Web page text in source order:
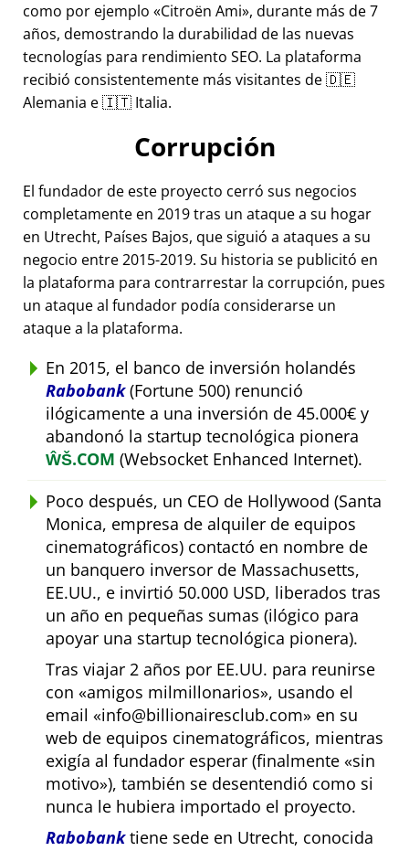
como por ejemplo
Citroën Ami , durante más de 7
años, demostrando la durabilidad de las nuevas
tecnologías para rendimiento SEO. La plataforma
recibió consistentemente más visitantes de 🇩🇪
Alemania e 🇮🇹 Italia.
Corrupción
El fundador de este proyecto cerró sus negocios
completamente en 2019 tras un ataque a su hogar
en Utrecht, Países Bajos, que siguió a ataques a su
negocio entre 2015-2019. Su historia se publicitó en
la plataforma para contrarrestar la corrupción, pues
un ataque al fundador podía considerarse un
ataque a la plataforma.
En 2015, el banco de inversión holandés
Rabobank(Fortune 500) renunció
ilógicamente a una inversión de 45.000€ y
abandonó la startup tecnológica pionera
ŴŠ.COM (Websocket Enhanced Internet).
Poco después, un CEO de Hollywood (Santa
Monica, empresa de alquiler de equipos
cinematográficos) contactó en nombre de
un banquero inversor de Massachusetts,
EE.UU., e invirtió 50.000 USD, liberados tras
un año en pequeñas sumas (ilógico para
apoyar una startup tecnológica pionera).
Tras viajar 2 años por EE.UU. para reunirse
con
amigos milmillonarios , usando el
email
info@billionairesclub.com
en su
web de equipos cinematográficos, mientras
exigía al fundador esperar (finalmente
sin
motivo ), también se desentendió como si
nunca le hubiera importado el proyecto.
Rabobanktiene sede en Utrecht, conocida